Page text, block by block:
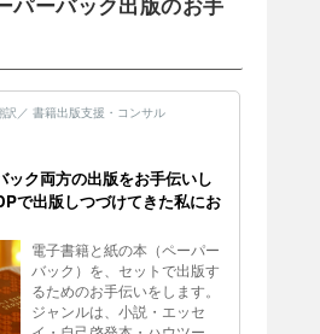
パーバック出版のお手